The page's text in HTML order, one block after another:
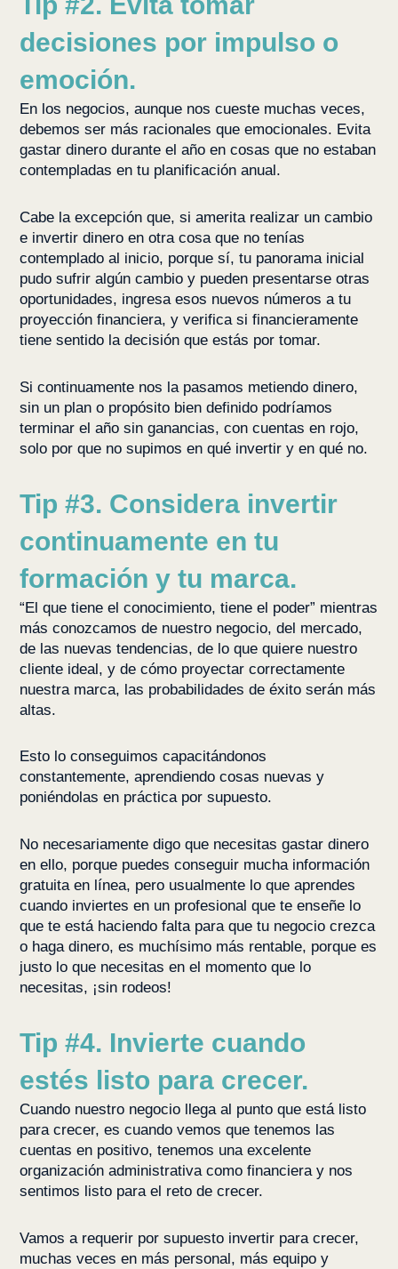
decisiones por impulso o
emoción.
En los negocios, aunque nos cueste muchas veces,
debemos ser más racionales que emocionales. Evita
gastar dinero durante el año en cosas que no estaban
contempladas en tu planificación anual.
Cabe la excepción que, si amerita realizar un cambio
e invertir dinero en otra cosa que no tenías
contemplado al inicio, porque sí, tu panorama inicial
pudo sufrir algún cambio y pueden presentarse otras
oportunidades, ingresa esos nuevos números a tu
proyección financiera, y verifica si financieramente
tiene sentido la decisión que estás por tomar.
Si continuamente nos la pasamos metiendo dinero,
sin un plan o propósito bien definido podríamos
terminar el año sin ganancias, con cuentas en rojo,
solo por que no supimos en qué invertir y en qué no.
Tip #3. Considera invertir
continuamente en tu
formación y tu marca.
“El que tiene el conocimiento, tiene el poder” mientras
más conozcamos de nuestro negocio, del mercado,
de las nuevas tendencias, de lo que quiere nuestro
cliente ideal, y de cómo proyectar correctamente
nuestra marca, las probabilidades de éxito serán más
altas.
Esto lo conseguimos capacitándonos
constantemente, aprendiendo cosas nuevas y
poniéndolas en práctica por supuesto.
No necesariamente digo que necesitas gastar dinero
en ello, porque puedes conseguir mucha información
gratuita en línea, pero usualmente lo que aprendes
cuando inviertes en un profesional que te enseñe lo
que te está haciendo falta para que tu negocio crezca
o haga dinero, es muchísimo más rentable, porque es
justo lo que necesitas en el momento que lo
necesitas, ¡sin rodeos!
Tip #4. Invierte cuando
estés listo para crecer.
Cuando nuestro negocio llega al punto que está listo
para crecer, es cuando vemos que tenemos las
cuentas en positivo, tenemos una excelente
organización administrativa como financiera y nos
sentimos listo para el reto de crecer.
Vamos a requerir por supuesto invertir para crecer,
muchas veces en más personal, más equipo y